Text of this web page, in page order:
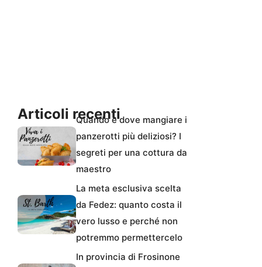
Articoli recentiQuando e dove mangiare i
panzerotti più deliziosi? I
segreti per una cottura da
maestro
La meta esclusiva scelta
da Fedez: quanto costa il
vero lusso e perché non
potremmo permettercelo
In provincia di Frosinone